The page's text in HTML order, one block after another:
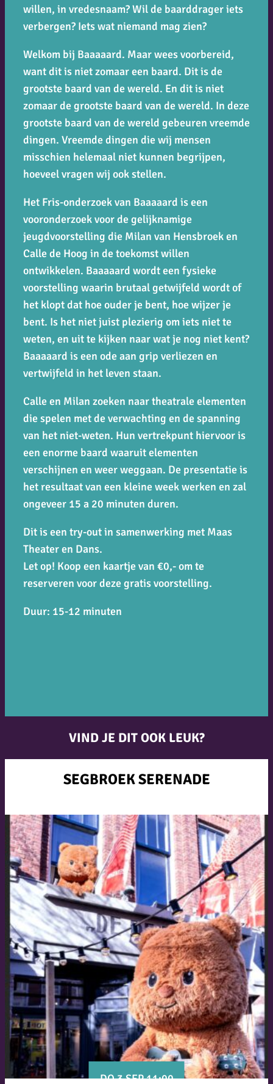
willen, in vredesnaam? Wil de baarddrager iets
verbergen? Iets wat niemand mag zien?
Welkom bij Baaaaard. Maar wees voorbereid,
want dit is niet zomaar een baard. Dit is de
grootste baard van de wereld. En dit is niet
zomaar de grootste baard van de wereld. In deze
grootste baard van de wereld gebeuren vreemde
dingen. Vreemde dingen die wij mensen
misschien helemaal niet kunnen begrijpen,
hoeveel vragen wij ook stellen.
Het Fris-onderzoek van Baaaaard is een
vooronderzoek voor de gelijknamige
jeugdvoorstelling die Milan van Hensbroek en
Calle de Hoog in de toekomst willen
ontwikkelen. Baaaaard wordt een fysieke
voorstelling waarin brutaal getwijfeld wordt of
het klopt dat hoe ouder je bent, hoe wijzer je
bent. Is het niet juist plezierig om iets niet te
weten, en uit te kijken naar wat je nog niet kent?
Baaaaard is een ode aan grip verliezen en
vertwijfeld in het leven staan.
Calle en Milan zoeken naar theatrale elementen
die spelen met de verwachting en de spanning
van het niet-weten. Hun vertrekpunt hiervoor is
een enorme baard waaruit elementen
verschijnen en weer weggaan. De presentatie is
het resultaat van een kleine week werken en zal
ongeveer 15 a 20 minuten duren.
Dit is een try-out in samenwerking met Maas
Theater en Dans.
Let op! Koop een kaartje van €0,- om te
reserveren voor deze gratis voorstelling.
Duur: 15-12 minuten
VIND JE DIT OOK LEUK?
SEGBROEK SERENADE
DO 3 SEP 11:00